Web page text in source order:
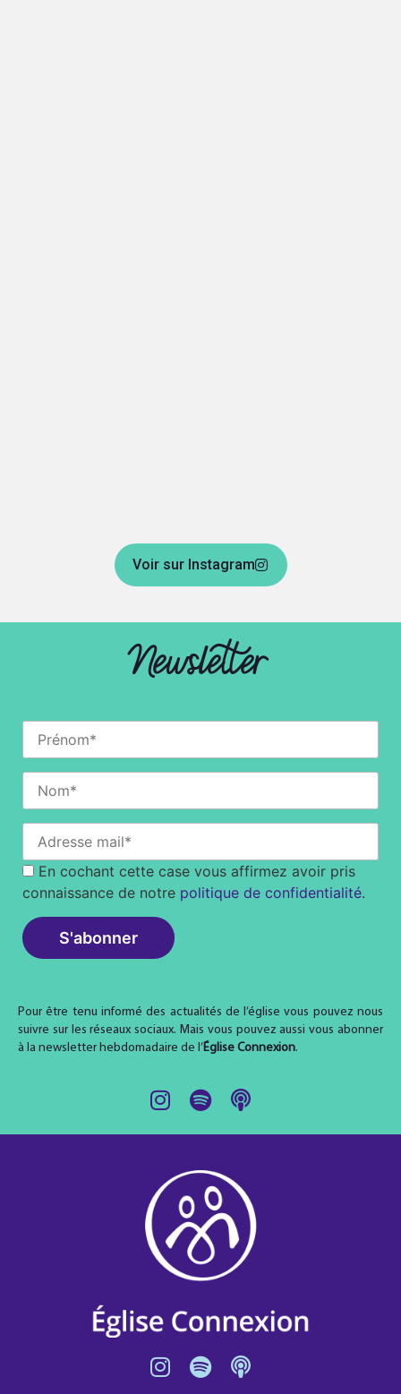
Voir sur Instagram
Pour être tenu informé des actualités de l’église vous pouvez nous
suivre sur les réseaux sociaux. Mais vous pouvez aussi vous abonner
à la newsletter hebdomadaire de l’Église Connexion.
Newsletter
En cochant cette case vous affirmez avoir pris
connaissance de notre politique de confidentialité.